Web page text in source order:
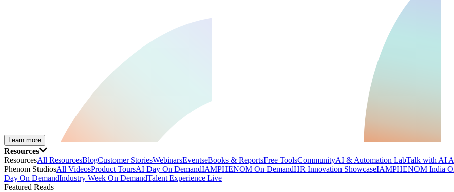
Learn more
Resources
ResourcesAll ResourcesBlogCustomer StoriesWebinarsEventseBooks & ReportsFree ToolsCommunityAI & Automation LabTalk with AI
Phenom StudiosAll VideosProduct ToursAI Day On DemandIAMPHENOM On DemandHR Innovation ShowcaseIAMPHENOM India
Day On DemandIndustry Week On DemandTalent Experience Live
Featured Reads